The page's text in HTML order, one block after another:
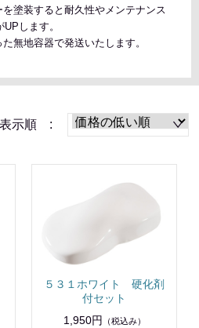
塗装すると耐久性やメンテナンス
UPします。
無地容器で発送いたします。
表示順 :
５３１ホワイト 硬化剤
付セット
1,950円
（税込み）